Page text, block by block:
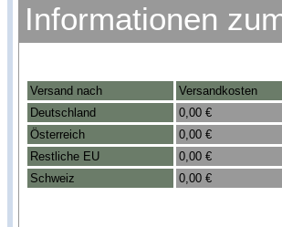
Informationen
Versand nach Versandkosten
Deutschland
0,00 €
Österreich
0,00 €
Restliche EU
0,00 €
Schweiz
0,00 €